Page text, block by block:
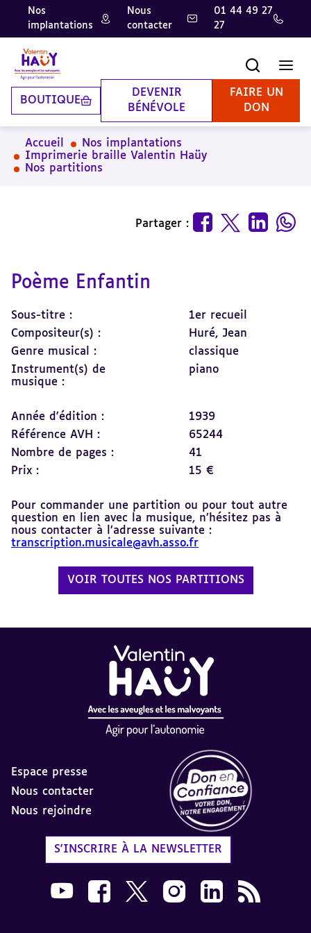
Aller
contenu
principal
Aller
pied
de
page
Aller
la
recherche
Nos
implantations
Nous
contacter
01 44 49 27
27
BOUTIQUE
DEVENIR
BÉNÉVOLE
FAIRE UN
DON
Accueil
Nos implantations
Imprimerie braille Valentin Haüy
Nos partitions
Partager :
Poème Enfantin
Sous-titre :
1er recueil
Compositeur(s) :
Huré, Jean
Genre musical :
classique
Instrument(s) de
musique :
piano
Année d'édition :
1939
Référence AVH :
65244
Nombre de pages :
41
Prix :
15 €
Pour commander une partition ou pour tout autre
question en lien avec la musique, n’hésitez pas à
nous contacter à l’adresse suivante :
transcription.musicale@avh.asso.fr
VOIR TOUTES NOS PARTITIONS
Espace presse
Nous contacter
Nous rejoindre
S'INSCRIRE À LA NEWSLETTER
Nous suivre sur Youtube AVH dans une
Nous suivre sur Facebook AVH dans
Nous suivre sur X AVH dans une
Nous suivre sur Instagram
Nous suivre sur
Flux RSS